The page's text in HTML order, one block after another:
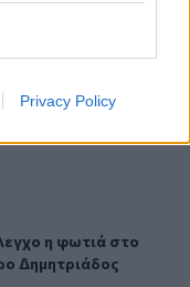
Privacy Policy
Θέατρο
η φωτιά στο
η φωτιά στο
Δημητριάδος